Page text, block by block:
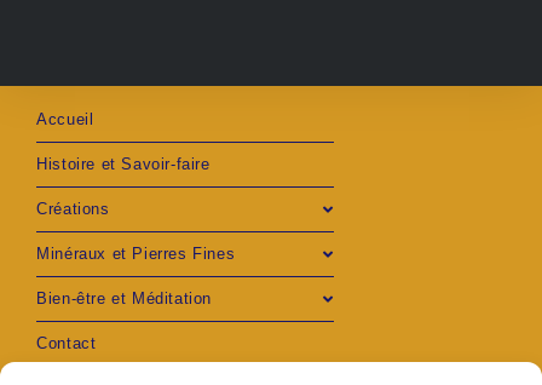
Accueil
Histoire et Savoir-faire
Créations
Minéraux et Pierres Fines
Bien-être et Méditation
Contact